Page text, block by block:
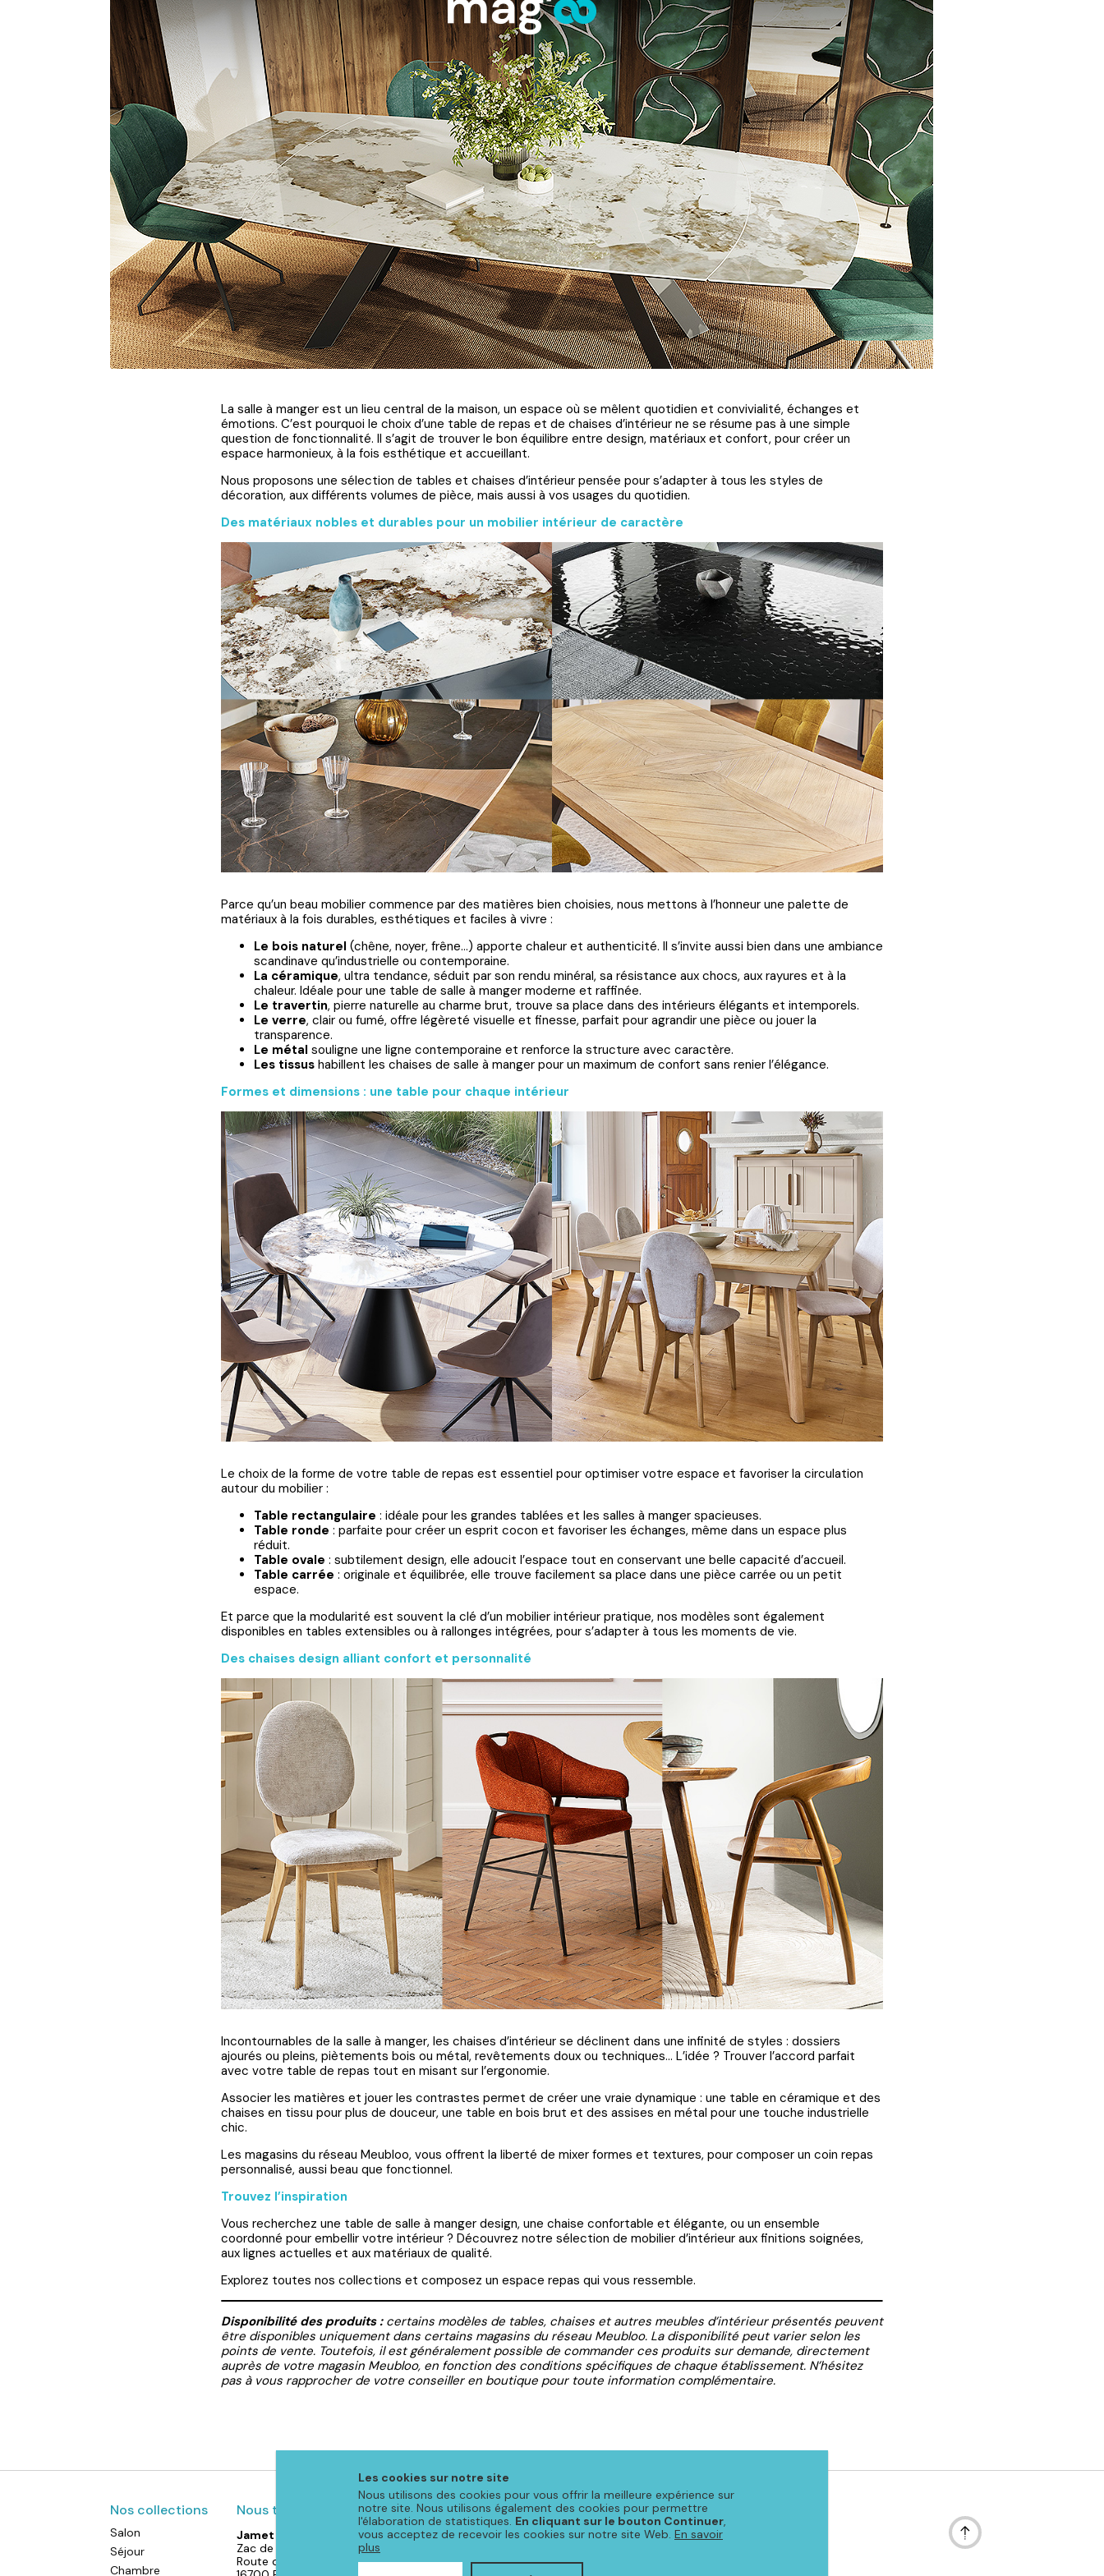
Les cookies sur notre site
Nous utilisons des cookies pour vous offrir la meilleure expérience sur
notre site. Nous utilisons également des cookies pour permettre
l'élaboration de statistiques. En cliquant sur le bouton Continuer,
vous acceptez de recevoir les cookies sur notre site Web. En savoir
plus
La salle à manger est un lieu central de la maison, un espace où se mêlent quotidien et convivialité, échanges et
émotions. C’est pourquoi le choix d’une table de repas et de chaises d’intérieur ne se résume pas à une simple
question de fonctionnalité. Il s’agit de trouver le bon équilibre entre design, matériaux et confort, pour créer un
espace harmonieux, à la fois esthétique et accueillant.
Nous proposons une sélection de tables et chaises d’intérieur pensée pour s’adapter à tous les styles de
décoration, aux différents volumes de pièce, mais aussi à vos usages du quotidien.
Des matériaux nobles et durables pour un mobilier intérieur de caractère
Parce qu’un beau mobilier commence par des matières bien choisies, nous mettons à l’honneur une palette de
matériaux à la fois durables, esthétiques et faciles à vivre :
Le bois naturel (chêne, noyer, frêne…) apporte chaleur et authenticité. Il s’invite aussi bien dans une ambiance
scandinave qu’industrielle ou contemporaine.
La céramique, ultra tendance, séduit par son rendu minéral, sa résistance aux chocs, aux rayures et à la
chaleur. Idéale pour une table de salle à manger moderne et raffinée.
Le travertin, pierre naturelle au charme brut, trouve sa place dans des intérieurs élégants et intemporels.
Le verre, clair ou fumé, offre légèreté visuelle et finesse, parfait pour agrandir une pièce ou jouer la
transparence.
Le métal souligne une ligne contemporaine et renforce la structure avec caractère.
Les tissus habillent les chaises de salle à manger pour un maximum de confort sans renier l’élégance.
Formes et dimensions : une table pour chaque intérieur
Le choix de la forme de votre table de repas est essentiel pour optimiser votre espace et favoriser la circulation
autour du mobilier :
Table rectangulaire : idéale pour les grandes tablées et les salles à manger spacieuses.
Table ronde : parfaite pour créer un esprit cocon et favoriser les échanges, même dans un espace plus
réduit.
Table ovale : subtilement design, elle adoucit l’espace tout en conservant une belle capacité d’accueil.
Table carrée : originale et équilibrée, elle trouve facilement sa place dans une pièce carrée ou un petit
espace.
Et parce que la modularité est souvent la clé d’un mobilier intérieur pratique, nos modèles sont également
disponibles en tables extensibles ou à rallonges intégrées, pour s’adapter à tous les moments de vie.
Des chaises design alliant confort et personnalité
Incontournables de la salle à manger, les chaises d’intérieur se déclinent dans une infinité de styles : dossiers
ajourés ou pleins, piètements bois ou métal, revêtements doux ou techniques… L’idée ? Trouver l’accord parfait
avec votre table de repas tout en misant sur l’ergonomie.
Associer les matières et jouer les contrastes permet de créer une vraie dynamique : une table en céramique et des
chaises en tissu pour plus de douceur, une table en bois brut et des assises en métal pour une touche industrielle
chic.
Les magasins du réseau Meubloo, vous offrent la liberté de mixer formes et textures, pour composer un coin repas
personnalisé, aussi beau que fonctionnel.
Trouvez l’inspiration
Vous recherchez une table de salle à manger design, une chaise confortable et élégante, ou un ensemble
coordonné pour embellir votre intérieur ? Découvrez notre sélection de mobilier d’intérieur aux finitions soignées,
aux lignes actuelles et aux matériaux de qualité.
Explorez toutes nos collections et composez un espace repas qui vous ressemble.
Disponibilité des produits : certains modèles de tables, chaises et autres meubles d’intérieur présentés peuvent
être disponibles uniquement dans certains magasins du réseau Meubloo. La disponibilité peut varier selon les
points de vente. Toutefois, il est généralement possible de commander ces produits sur demande, directement
auprès de votre magasin Meubloo, en fonction des conditions spécifiques de chaque établissement. N’hésitez
pas à vous rapprocher de votre conseiller en boutique pour toute information complémentaire.
Nos collections
Salon
Séjour
Chambre
Nous trouver
Jamet Intérieur
Zac de Longchamps
Route de Villefagnan
Nous sommes aussi sur
les réseaux